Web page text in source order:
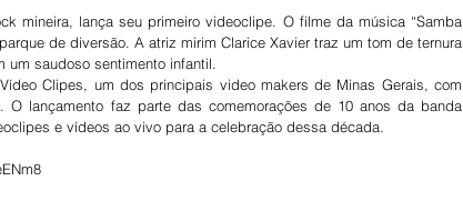
mineira, lança seu primeiro videoclipe. O filme da música “Samba
de diversão. A atriz mirim Clarice Xavier traz um tom de ternura
um saudoso sentimento infantil.
Clipes, um dos principais video makers de Minas Gerais, com
O lançamento faz parte das comemorações de 10 anos da banda
e vídeos ao vivo para a celebração dessa década.